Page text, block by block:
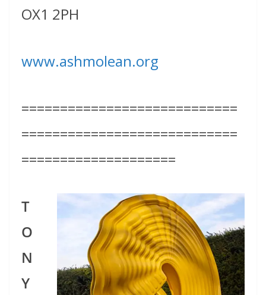
OX1 2PH
www.ashmolean.org
============================
============================
====================
T
O
N
Y